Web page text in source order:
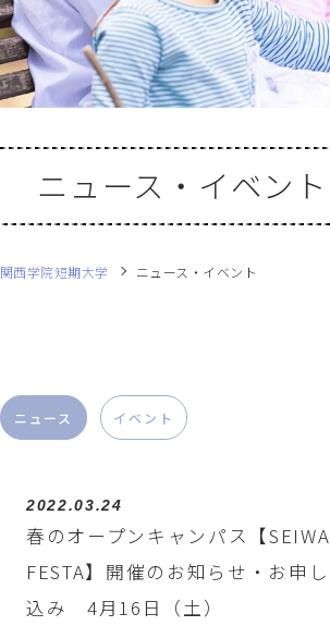
ニュース・イベント
関西学院短期大学 ニュース・イベント
ニュース イベント
2022.03.24
春のオープンキャンパス【SEIWA
FESTA】開催のお知らせ・お申し
込み 4月16日（土）